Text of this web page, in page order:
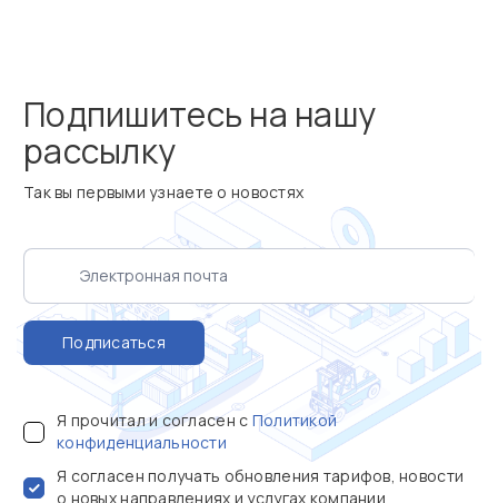
Подпишитесь на нашу
рассылку
Так вы первыми узнаете о новостях
Подписаться
Я прочитал и согласен с Политикой
конфиденциальности
Я согласен получать обновления тарифов, новости
о новых направлениях и услугах компании